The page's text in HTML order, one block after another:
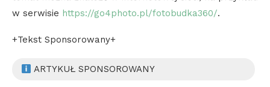
w serwisie https://go4photo.pl/fotobudka360/.
+Tekst Sponsorowany+
ARTYKUŁ SPONSOROWANY